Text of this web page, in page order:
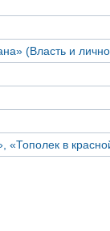
(Власть и
в